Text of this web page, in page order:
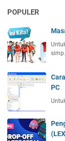
POPULER
PC